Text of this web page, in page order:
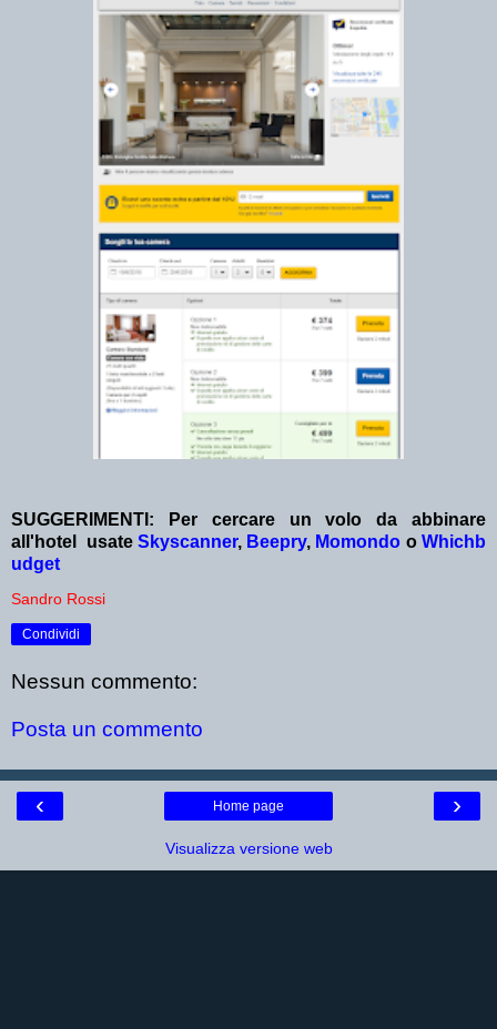
SUGGERIMENTI:
Per cercare un volo da abbinare
all'hotel
usate Skyscanner, Beepry, Momondo oWhichb
udget
Sandro Rossi
Condividi
Nessun commento:
Posta un commento
‹ ›
Home page
Visualizza versione web